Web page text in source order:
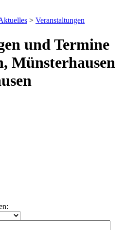
> Veranstaltungen
und Termine
Münsterhausen